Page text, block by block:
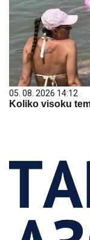
05. 08. 2026 14:12
Koliko visoku